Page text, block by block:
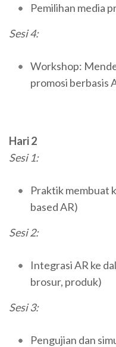
Pemilihan media
Sesi 4:
Workshop:
promosi berbasis
Hari 2
Sesi 1:
Praktik membuat
based AR)
Sesi 2:
Integrasi AR ke
brosur, produk)
Sesi 3:
Pengujian dan